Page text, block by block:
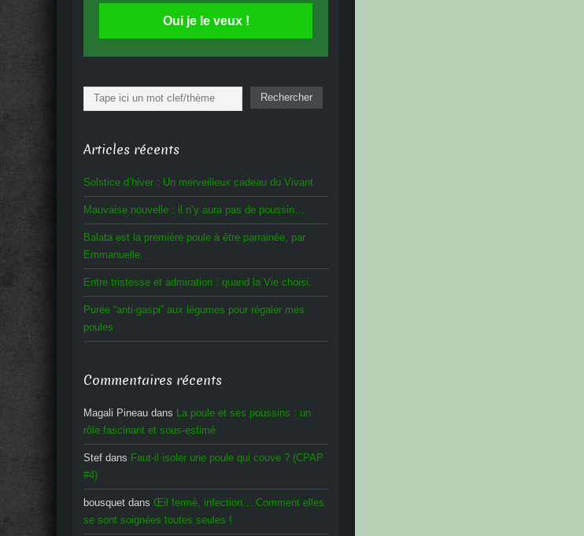
Oui je le veux !
Rechercher Rechercher
Articles récents
Solstice d’hiver : Un merveilleux cadeau du Vivant
Mauvaise nouvelle : il n’y aura pas de poussin…
Balata est la première poule à être parrainée, par
Emmanuelle.
Entre tristesse et admiration : quand la Vie choisi.
Purée “anti-gaspi” aux légumes pour régaler mes
poules
Commentaires récents
Magali Pineau dans La poule et ses poussins : un
rôle fascinant et sous-estimé
Stef dans Faut-il isoler une poule qui couve ? (CPAP
#4)
bousquet dans Œil fermé, infection… Comment elles
se sont soignées toutes seules !